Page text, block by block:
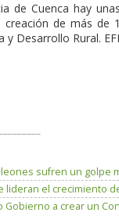
de Cuenca hay
creación de más de
Desarrollo Rural.
sufren un golpe
lideran el crecimiento
a crear un